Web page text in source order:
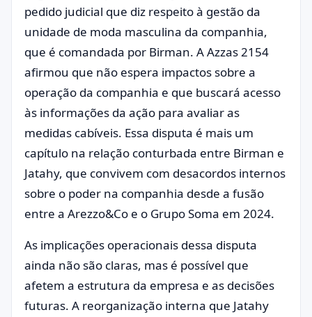
pedido judicial que diz respeito à gestão da
unidade de moda masculina da companhia,
que é comandada por Birman. A Azzas 2154
afirmou que não espera impactos sobre a
operação da companhia e que buscará acesso
às informações da ação para avaliar as
medidas cabíveis. Essa disputa é mais um
capítulo na relação conturbada entre Birman e
Jatahy, que convivem com desacordos internos
sobre o poder na companhia desde a fusão
entre a Arezzo&Co e o Grupo Soma em 2024.
As implicações operacionais dessa disputa
ainda não são claras, mas é possível que
afetem a estrutura da empresa e as decisões
futuras. A reorganização interna que Jatahy